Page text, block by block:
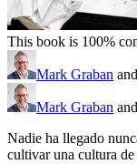
This book is 100%
Mark Graban and
Mark Graban and
Nadie ha llegado
cultivar una cultura